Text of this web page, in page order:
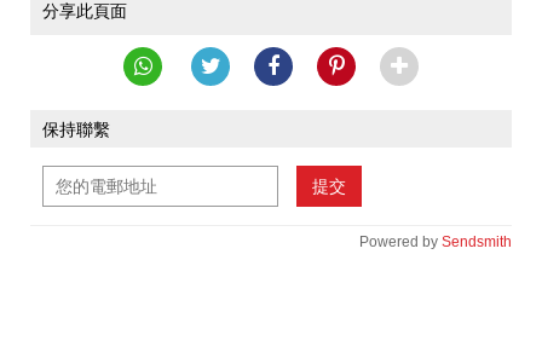
分享此頁面
保持聯繫
提交
Powered by Sendsmith